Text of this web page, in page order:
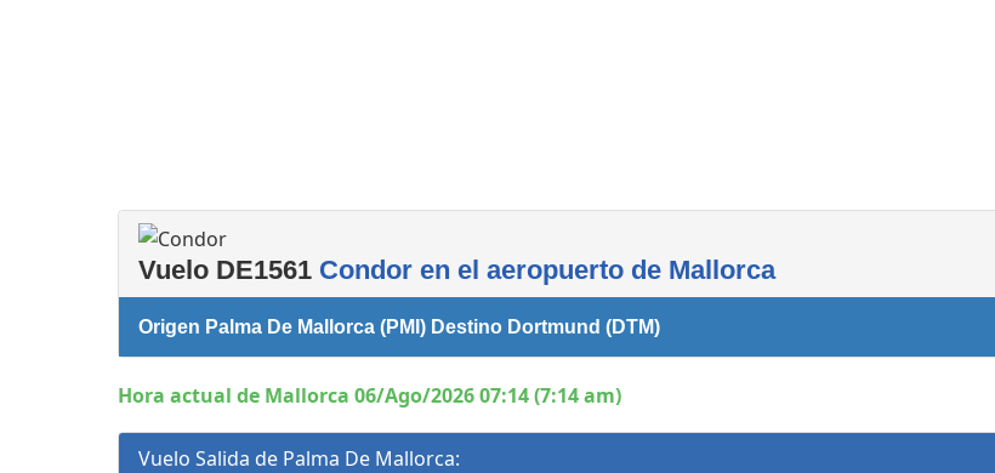
Vuelo DE1561 Condor en el aeropuerto de Mallorca
Origen Palma De Mallorca (PMI) Destino Dortmund (DTM)
Hora actual de Mallorca 06/Ago/2026 07:14 (7:14 am)
Vuelo Salida de Palma De Mallorca: